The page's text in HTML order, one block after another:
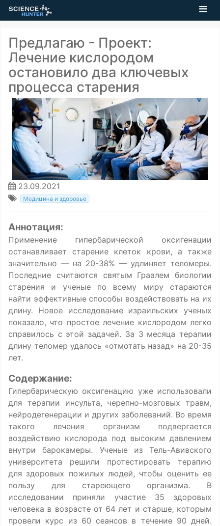
Предлагаю - Проект:
Лечение кислородом
остановило два ключевых
процесса старения
23.09.2021
Медицина и здоровье
Аннотация:
Применение гипербарической оксигенации
останавливает старение клеток крови, а также
значительно — на 20-38% — удлиняет теломеры.
Последние считаются святым Граалем биологии
старения и ученые по всему миру стараются
найти эффективные способы воздействовать на их
длину. Новое исследование израильских ученых
показало, что простое лечение кислородом легко
справилось с этой задачей. За 3 месяца терапии
длину теломер удалось «отмотать назад» на 20-35
лет.
Содержание:
Гипербарическую оксигенацию уже использовали
для терапии инсульта, черепно-мозговых травм,
нейродегенерации и других заболеваний. Во время
такого лечения организм подвергается
воздействию кислорода под высоким давлением
внутри барокамеры. Ученые из Тель-Авивского
университета решили протестировать терапию
для здоровых пожилых людей, чтобы оценить ее
пользу для стареющего организма. В
исследовании приняли участие 35 здоровых
человека в возрасте от 64 лет и старше, которым
провели курс из 60 сеансов в течение 90 дней.